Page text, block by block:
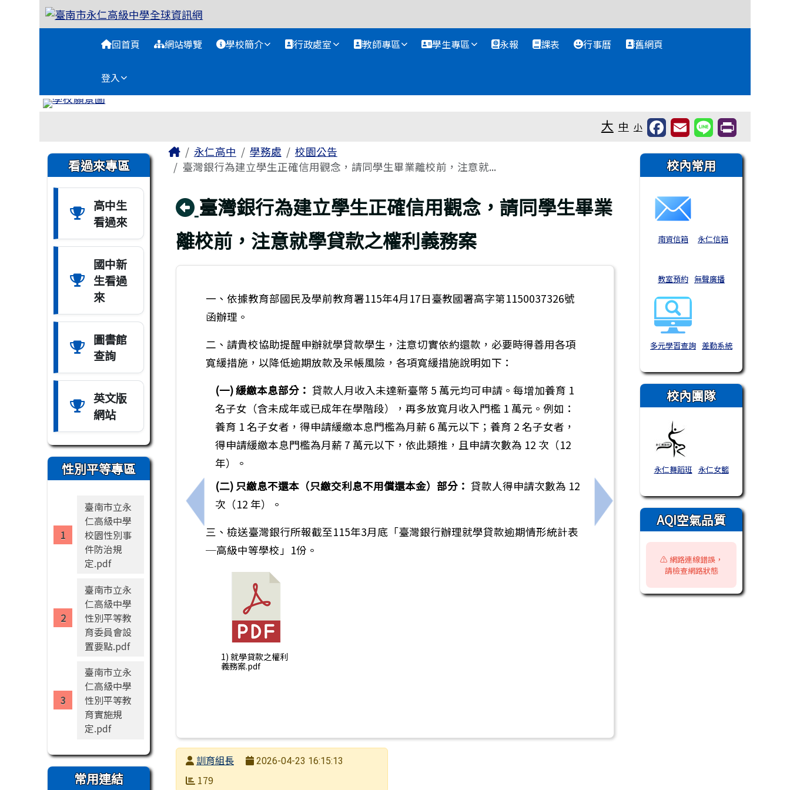
跳至主內容區
臺南市永仁高級中學全球資訊網
回首頁 網站導覽 學校簡介 行政處室 教師專區 學生專區 永報 課表 行事曆 舊網頁
登入
大 中 小
左邊區域內容
看過來專區
高中生
看過來
國中新
生看過
來
圖書館
查詢
英文版
網站
性別平等專區
臺南市立永
仁高級中學
校園性別事
件防治規
定.pdf
臺南市立永
仁高級中學
性別平等教
育委員會設
置要點.pdf
臺南市立永
仁高級中學
性別平等教
育實施規
定.pdf
常用連結
主內容區域
Home永仁高中 學務處
校園公告
臺灣銀行為建立學生正確信用觀念，請同學生畢業離校前，注意就...
回上頁
臺灣銀行為建立學生正確信用觀念，請同學生畢業
離校前，注意就學貸款之權利義務案
上一筆：文化部公共藝術官方網站之行政管理系統「AI客服智 能問答服務」功能上線事
一、依據教育部國民及學前教育署115年4月17日臺教國署高字第1150037326號
函辦理。
二、請貴校協助提醒申辦就學貸款學生，注意切實依約還款，必要時得善用各項
寬緩措施，以降低逾期放款及呆帳風險，各項寬緩措施說明如下：
(一) 緩繳本息部分： 貸款人月收入未達新臺幣 5 萬元均可申請。每增加養育 1
名子女（含未成年或已成年在學階段），再多放寬月收入門檻 1 萬元。例如：
養育 1 名子女者，得申請緩繳本息門檻為月薪 6 萬元以下；養育 2 名子女者，
得申請緩繳本息門檻為月薪 7 萬元以下，依此類推，且申請次數為 12 次（12
年）。
(二) 只繳息不還本（只繳交利息不用償還本金）部分： 貸款人得申請次數為 12
次（12 年）。
三、檢送臺灣銀行所報截至115年3月底「臺灣銀行辦理就學貸款逾期情形統計表
─高級中等學校」1份。
1) 就學貸款之權利
義務案.pdf
下一筆：舉辦「2026臺東聲音藝術節
發布者訓育組長
發布日期
2026-04-23 16:15:13
瀏覽次數
179
右邊區域內容
校內常用
南資信箱 永仁信箱
教室預約 無聲廣播
多元學習查詢 差勤系統
校內團隊
永仁舞蹈班 永仁女籃
AQI空氣品質
⚠️ 網路連線錯誤，
請檢查網路狀態
頁尾區域